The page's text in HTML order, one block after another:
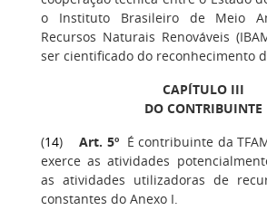
o Instituto Brasileiro de Meio
Recursos Naturais Renováveis
ser cientificado do reconhecimento
CAPÍTULO III
DO CONTRIBUINTE
(14)Art. 5ºÉ contribuinte da
exerce as atividades
as atividades utilizadoras de
constantes do Anexo I.